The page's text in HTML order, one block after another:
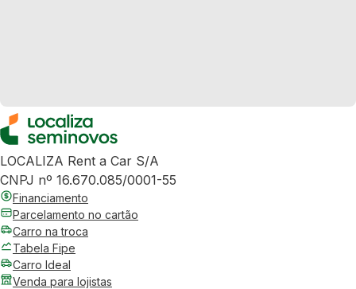
LOCALIZA Rent a Car S/A
CNPJ nº 16.670.085/0001-55
Financiamento
Parcelamento no cartão
Carro na troca
Tabela Fipe
Carro Ideal
Venda para lojistas